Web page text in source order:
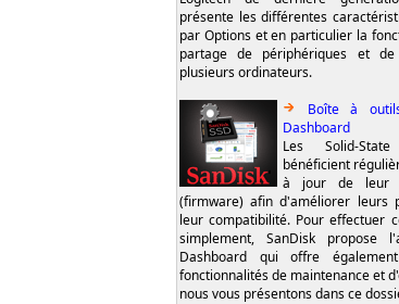
présente les différentes
par Options et en particulier la
partage de périphériques et
plusieurs ordinateurs.
Boîte à
Dashboard
Les Solid-
bénéficient
à jour de leur
(firmware) afin d'améliorer leurs
leur compatibilité. Pour effectuer
simplement, SanDisk propose
Dashboard qui offre
fonctionnalités de maintenance et
nous vous présentons dans ce